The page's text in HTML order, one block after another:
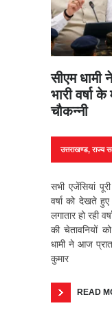
सीएम धामी
भारी वर्षा
चौकन्नी
उत्तराखण्ड,राज्य
सभी एजेंसियां
वर्षा को देखते
लगातार हो रही
की चेतावनियों
धामी ने आज
कुमार
READ